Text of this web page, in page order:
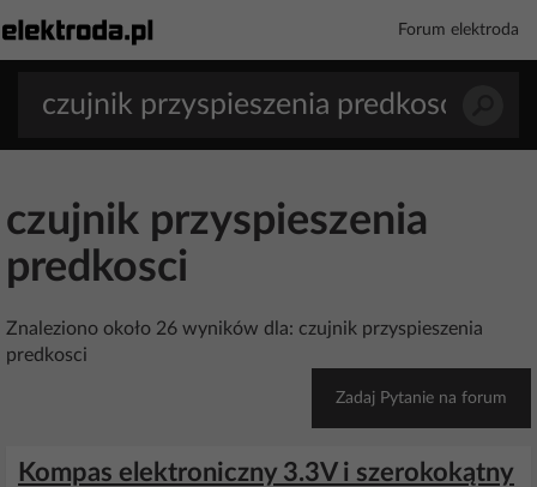
Forum elektroda
czujnik przyspieszenia
predkosci
Znaleziono około 26 wyników dla: czujnik przyspieszenia
predkosci
Zadaj Pytanie na forum
Kompas elektroniczny 3.3V i szerokokątny